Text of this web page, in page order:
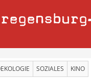
regensburg
SOZIALES KINO